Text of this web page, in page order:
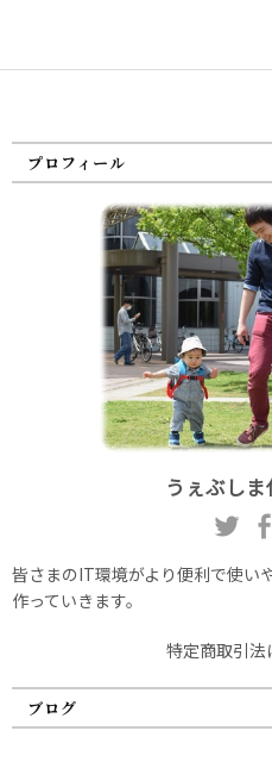
プロフィール
うぇぶし
皆さまのIT環境がより便利で使い
作っていきます。
特定商取引
ブログ